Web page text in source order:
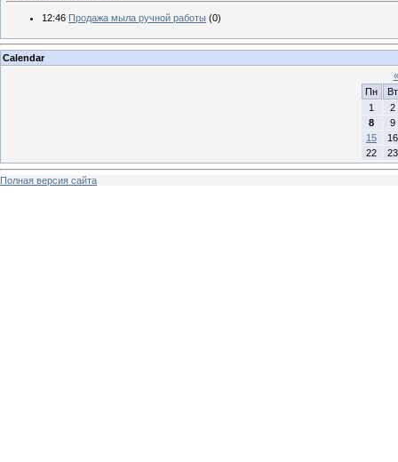
12:46 Продажа мыла ручной работы (0)
Calendar
«
Пн
Вт
1
2
8
9
15
16
22
23
Полная версия сайта